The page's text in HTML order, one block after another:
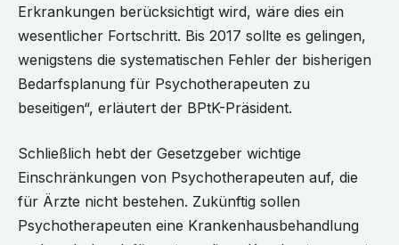
Erkrankungen berücksichtigt wird, wäre dies ein
wesentlicher Fortschritt. Bis 2017 sollte es gelingen,
wenigstens die systematischen Fehler der bisherigen
Bedarfsplanung für Psychotherapeuten zu
beseitigen“, erläutert der BPtK-Präsident.
Schließlich hebt der Gesetzgeber wichtige
Einschränkungen von Psychotherapeuten auf, die
für Ärzte nicht bestehen. Zukünftig sollen
Psychotherapeuten eine Krankenhausbehandlung